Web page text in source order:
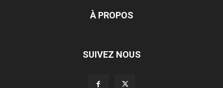
À PROPOS
SUIVEZ NOUS